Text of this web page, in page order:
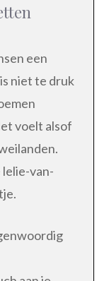
een
niet te druk
voelt alsof
lelie-van-